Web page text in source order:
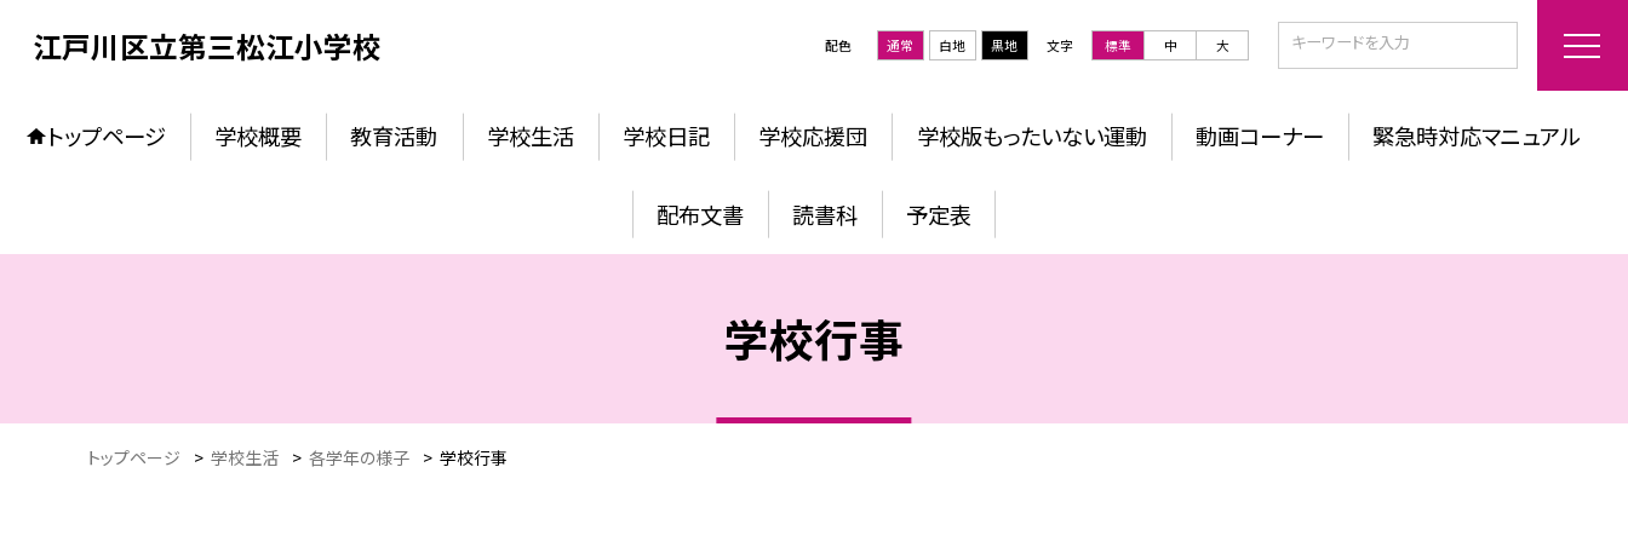
江戸川区立第三松江小学校 配色 通常 白地 黒地 文字 標準 中 大
トップページ 学校概要 教育活動 学校生活 学校日記 学校応援団 学校版もったいない運動 動画コーナー 緊急時対応マニュアル
配布文書 読書科 予定表
学校行事
トップページ > 学校生活 > 各学年の様子 > 学校行事